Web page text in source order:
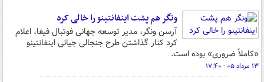
ونگر هم پشت اینفانتینو را خالی کرد
آرسن ونگر، مدیر توسعه جهانی فوتبال فیفا، اعلام
کرد کنار گذاشتن طرح جنجالی جیانی اینفانتینو
«کاملاً ضروری» بوده است.
۱۳ مرداد ۰۵ - ۱۷:۴۰